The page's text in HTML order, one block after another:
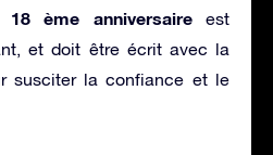
ème anniversaireest
et doit être écrit avec la
susciter la confiance et le